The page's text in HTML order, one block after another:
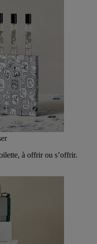
à offrir ou s’offrir.